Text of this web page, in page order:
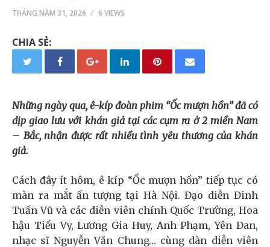
THÁNG NĂM 31, 2026 6 VIEWS
CHIA SẺ:
Những ngày qua, ê-kíp đoàn phim “Ốc mượn hồn” đã có
dịp giao lưu với khán giả tại các cụm ra ở 2 miền Nam
– Bắc, nhận được rất nhiều tình yêu thương của khán
giả.
Cách đây ít hôm, ê kíp “Ốc mượn hồn” tiếp tục có
màn ra mắt ấn tượng tại Hà Nội. Đạo diễn Đinh
Tuấn Vũ và các diễn viên chính Quốc Trường, Hoa
hậu Tiểu Vy, Lương Gia Huy, Anh Phạm, Yên Đan,
nhạc sĩ Nguyễn Văn Chung… cùng dàn diễn viên